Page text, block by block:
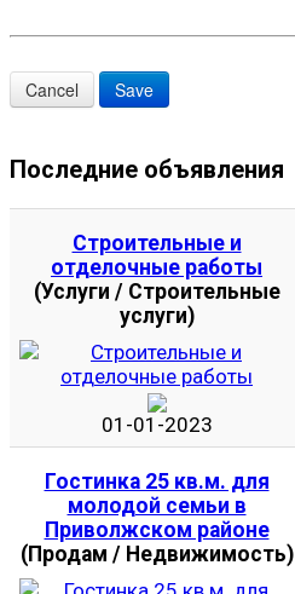
Последние объявления
Строительные и
отделочные работы
(Услуги / Строительные
услуги)
01-01-2023
Гостинка 25 кв.м. для
молодой семьи в
Приволжском районе
(Продам / Недвижимость)